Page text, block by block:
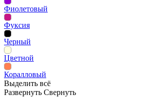
Фиолетовый
Фуксия
Черный
Цветной
Коралловый
Выделить всё
Развернуть Свернуть